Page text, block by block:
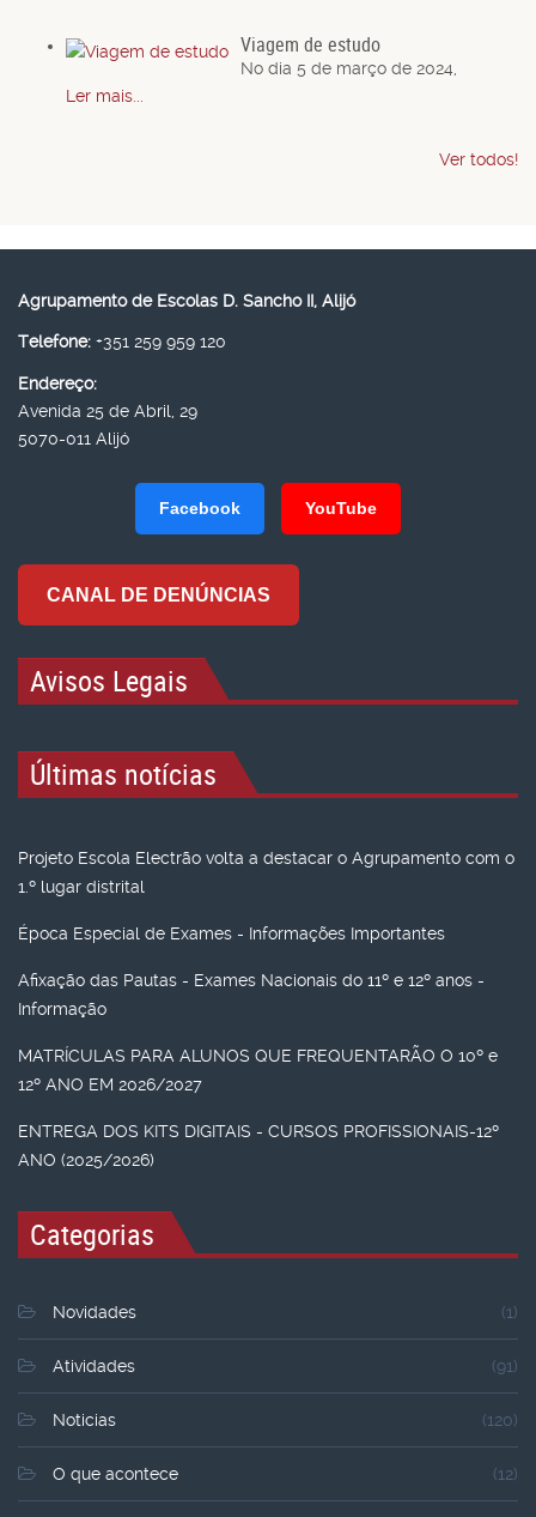
Viagem de estudo
No dia 5 de março de 2024,
Ler mais...
Ver todos!
Agrupamento de Escolas D. Sancho II, Alijó
Telefone: +351 259 959 120
Endereço:
Avenida 25 de Abril, 29
5070-011 Alijó
Facebook YouTube
CANAL DE DENÚNCIAS
Avisos Legais
Últimas notícias
Projeto Escola Electrão volta a destacar o Agrupamento com o
1.º lugar distrital
Época Especial de Exames - Informações Importantes
Afixação das Pautas - Exames Nacionais do 11º e 12º anos -
Informação
MATRÍCULAS PARA ALUNOS QUE FREQUENTARÃO O 10º e
12º ANO EM 2026/2027
ENTREGA DOS KITS DIGITAIS - CURSOS PROFISSIONAIS-12º
ANO (2025/2026)
Categorias
Novidades (1)
Atividades (91)
Noticias (120)
O que acontece (12)